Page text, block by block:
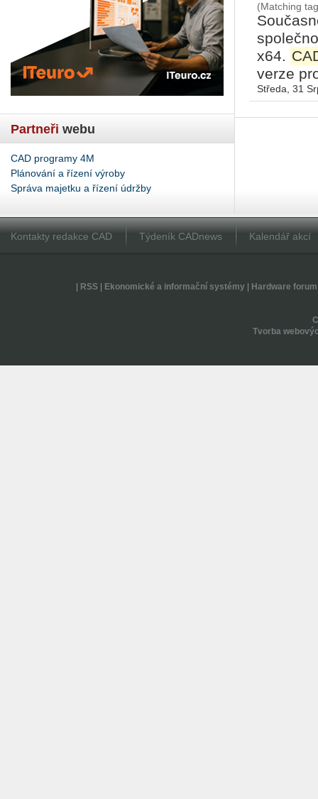
Partneři webu
CAD programy 4M
Plánování a řízení výroby
Správa majetku a řízení údržby
(Matching
x64.
verze
Středa, 31
Kontakty redakce CAD Týdeník CADnews Kalendář akcí
RSS| Ekonomické a informační systémy| Hardware forum
Tvorba